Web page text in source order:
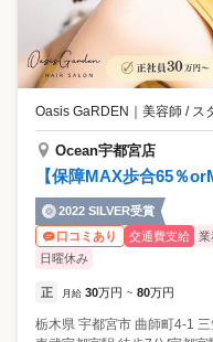
Oasis GaRDEN 美容師 / ス
Ocean宇都宮店
【保障MAX歩合65％
2022 SILVER受賞
口コミあり
交通費支給 業
日曜休み
正 月給 30万円 ~ 80万円
栃木県 宇都宮市 曲師町4-1